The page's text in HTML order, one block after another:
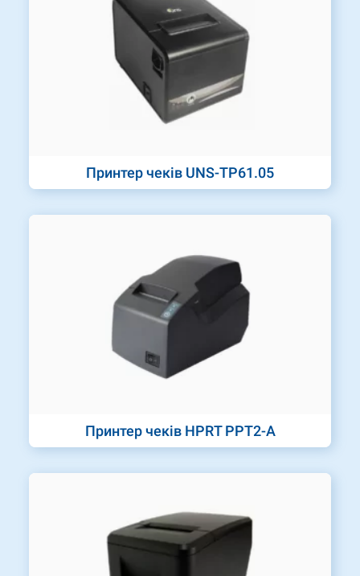
Принтер чеків UNS-TP61.05
Принтер чеків HPRT PPT2-A